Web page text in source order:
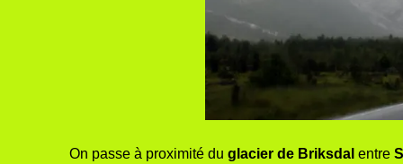
On passe à proximité du glacier de Briksdal entre